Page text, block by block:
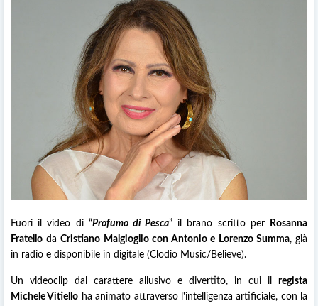
Fuori il video di “Profumo di Pesca” il brano scritto per
Rosanna
Fratello daCristiano Malgioglio con Antonio e Lorenzo Summa, già
in radio e disponibile in digitale (Clodio Music/Believe).
Un videoclip dal carattere allusivo e divertito, in cui il regista
Michele Vitiello ha animato attraverso l'intelligenza artificiale, con la